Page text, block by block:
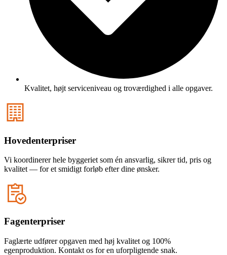
Kvalitet, højt serviceniveau og troværdighed i alle opgaver.
Hovedenterpriser
Vi koordinerer hele byggeriet som én ansvarlig, sikrer tid, pris og
kvalitet — for et smidigt forløb efter dine ønsker.
Fagenterpriser
Faglærte udfører opgaven med høj kvalitet og 100%
egenproduktion. Kontakt os for en uforpligtende snak.